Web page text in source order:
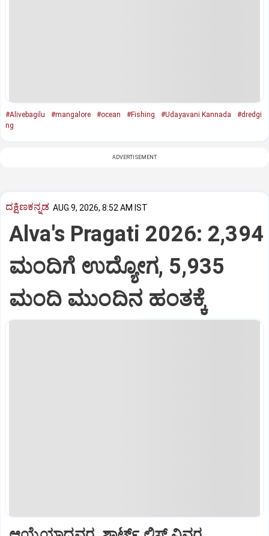
#Alivebagilu #mangalore #ocean #Fishing #Udayavani Kannada
#dredgi
ng
ADVERTISEMENT
ದಕ್ಷಿಣಕನ್ನಡ AUG 9, 2026, 8:52 AM IST
Alva's Pragati 2026: 2,394
ಮಂದಿಗೆ ಉದ್ಯೋಗ, 5,935
ಮಂದಿ ಮುಂದಿನ ಹಂತಕ್ಕೆ